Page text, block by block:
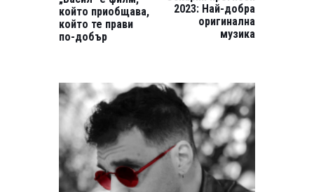
който приобщава,
който те прави
по-добър
2023: Най-добра
оригинална
музика